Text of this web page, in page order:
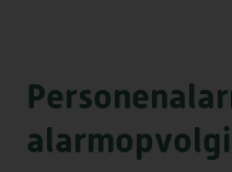
opgeleid personeel en
per dag bereikbaar. Dat